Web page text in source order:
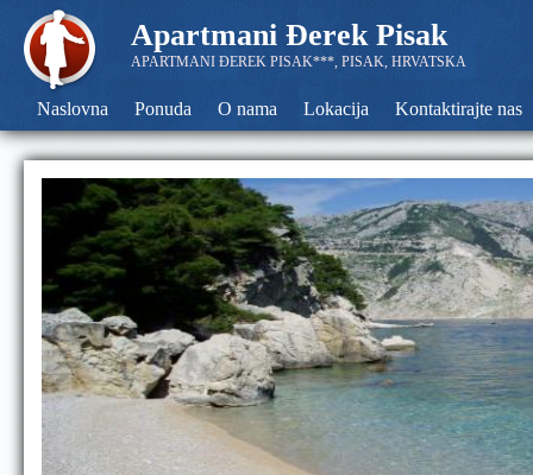
Apartmani Đerek Pisak
APARTMANI ĐEREK PISAK***, PISAK, HRVATSKA
Naslovna Ponuda O nama Lokacija Kontaktirajte nas